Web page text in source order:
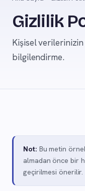
Gizlilik
Kişisel
bilgilendirme.
Not: Bu metin
almadan önce bir
geçirilmesi önerilir.